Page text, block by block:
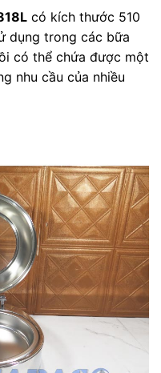
có kích thước 510
dụng trong các bữa
có thể chứa được một
nhu cầu của nhiều